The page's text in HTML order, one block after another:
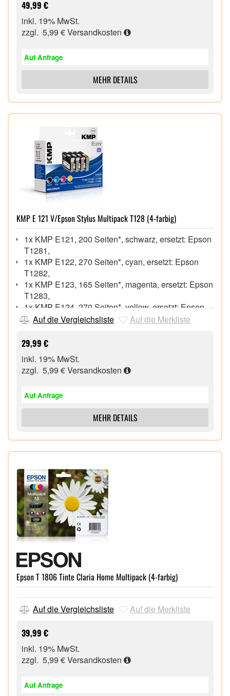
49,99 €
inkl. 19% MwSt.
zzgl. 5,99 €Versandkosten
Auf Anfrage
MEHR DETAILS
KMP E 121 V/Epson Stylus Multipack T128 (4-farbig)
1x KMP E121, 200 Seiten*, schwarz, ersetzt: Epson
T1281,
1x KMP E122, 270 Seiten*, cyan, ersetzt: Epson
T1282,
1x KMP E123, 165 Seiten*, magenta, ersetzt: Epson
T1283,
1x KMP E124, 270 Seiten*, yellow, ersetzt: Epson
T1284,
24711,
ersetzt Epson T1285, Fuchs (T1281, T1282, T1283,
T1284),
Inhalt (ml) 1x 5,9 (schwarz), 3x 3,5 (je 1x cyan,
kompatibel mit: Epson Stylus S22, Epson Stylus
SX125, SX130, SX230, SX235W, SX420W,
SX425W, SX430, SX435W, SX440W, SX445W
Auf die Vergleichsliste Auf die Merkliste
29,99 €
inkl. 19% MwSt.
zzgl. 5,99 €Versandkosten
Auf Anfrage
MEHR DETAILS
Epson T 1806 Tinte Claria Home Multipack (4-farbig)
Auf die Vergleichsliste Auf die Merkliste
39,99 €
inkl. 19% MwSt.
zzgl. 5,99 €Versandkosten
Auf Anfrage